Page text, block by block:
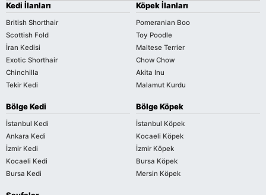
Kedi İlanları
British Shorthair
Scottish Fold
İran Kedisi
Exotic Shorthair
Chinchilla
Tekir Kedi
Köpek İlanları
Pomeranian Boo
Toy Poodle
Maltese Terrier
Chow Chow
Akita Inu
Malamut Kurdu
Bölge Kedi
İstanbul Kedi
Ankara Kedi
İzmir Kedi
Kocaeli Kedi
Bursa Kedi
Bölge Köpek
İstanbul Köpek
Kocaeli Köpek
İzmir Köpek
Bursa Köpek
Mersin Köpek